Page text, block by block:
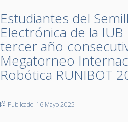
Estudiantes del
Electrónica de la
tercer año
Megatorneo
Robótica RUNIBOT
Publicado: 16 Mayo 2025